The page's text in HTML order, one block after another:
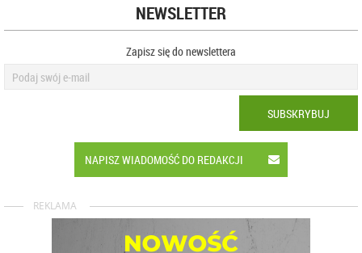
NEWSLETTER
Zapisz się do newslettera
SUBSKRYBUJ
NAPISZ WIADOMOŚĆ DO REDAKCJI
REKLAMA